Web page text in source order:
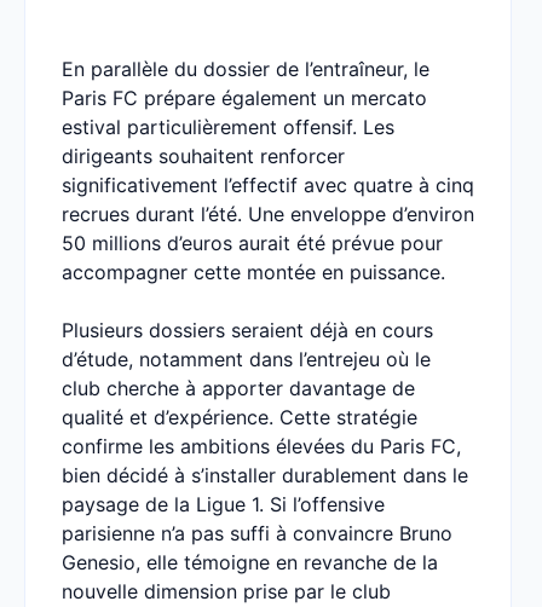
En parallèle du dossier de l’entraîneur, le
Paris FC prépare également un mercato
estival particulièrement offensif. Les
dirigeants souhaitent renforcer
significativement l’effectif avec quatre à cinq
recrues durant l’été. Une enveloppe d’environ
50 millions d’euros aurait été prévue pour
accompagner cette montée en puissance.
Plusieurs dossiers seraient déjà en cours
d’étude, notamment dans l’entrejeu où le
club cherche à apporter davantage de
qualité et d’expérience. Cette stratégie
confirme les ambitions élevées du Paris FC,
bien décidé à s’installer durablement dans le
paysage de la Ligue 1. Si l’offensive
parisienne n’a pas suffi à convaincre Bruno
Genesio, elle témoigne en revanche de la
nouvelle dimension prise par le club